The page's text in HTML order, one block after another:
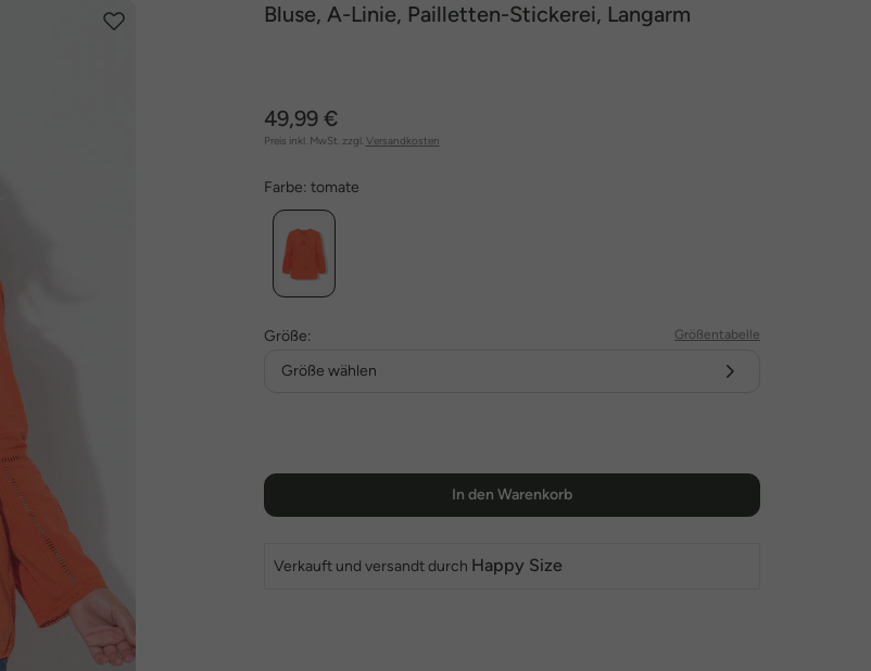
Bluse, A-Linie, Pailletten-Stickerei, Langarm
49,99 €
Preis inkl. MwSt. zzgl. Versandkosten
Farbe: tomate
Größe: Größentabelle
Größe wählen
In den Warenkorb
Verkauft und versandt durch Happy Size